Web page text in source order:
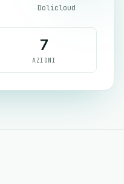
Dolicloud
7
AZIONI